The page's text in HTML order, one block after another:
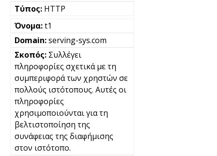
HTTP
t1
serving-sys.com
Συλλέγει
πληροφορίες σχετικά με τη
συμπεριφορά των χρηστών σε
πολλούς ιστότοπους. Αυτές οι
πληροφορίες
χρησιμοποιούνται για τη
βελτιστοποίηση της
συνάφειας της διαφήμισης
στον ιστότοπο.